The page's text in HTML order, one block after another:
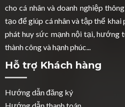
cho cá nhân và doanh nghiệp
tạo để giúp cá nhân và tập thể
phát huy sức mạnh nội tại,
thành công và hạnh phúc...
Hỗ trợ Khách hàng
Hướng dẫn đăng ký